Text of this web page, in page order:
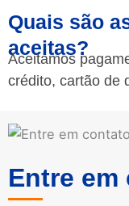
Quais são
aceitas?
Aceitamos
crédito, cartão de
Entre